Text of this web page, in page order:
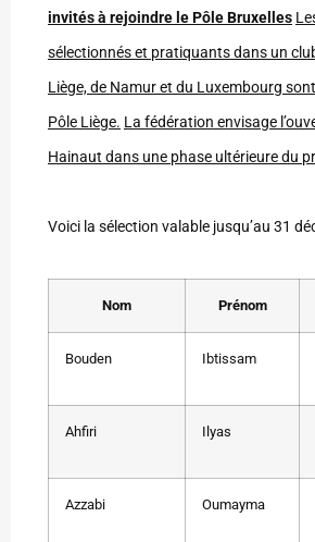
invités à rejoindre le Pôle Bruxelles
sélectionnés et pratiquants dans un
Liège, de Namur et du Luxembourg
Pôle Liège. La fédération envisage
Hainaut dans une phase ultérieure du
Voici la sélection valable jusqu’au 31
Nom Prénom
Bouden Ibtissam
Ahfiri Ilyas
Azzabi Oumayma